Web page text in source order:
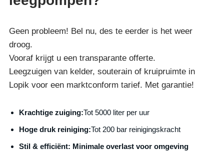
Geen probleem! Bel nu, des te eerder is het weer
droog.
Vooraf krijgt u een transparante offerte.
Leegzuigen van kelder, souterain of kruipruimte in
Lopik voor een marktconform tarief. Met garantie!
Krachtige zuiging:Tot 5000 liter per uur
Hoge druk reiniging:Tot 200 bar reinigingskracht
Stil & efficiënt: Minimale overlast voor omgeving